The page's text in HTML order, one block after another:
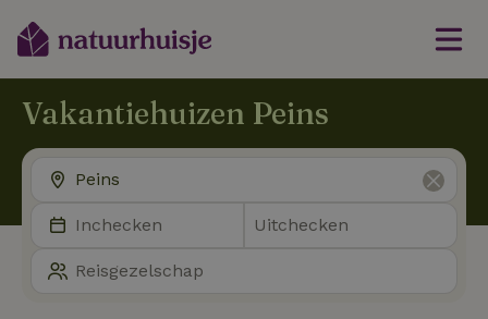
Vakantiehuizen Peins